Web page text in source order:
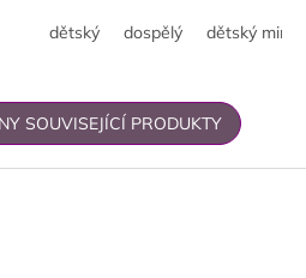
příjemné na dotek, pružné a
dětský dospělý dětský mini
SOUVISEJÍCÍ PRODUKTY